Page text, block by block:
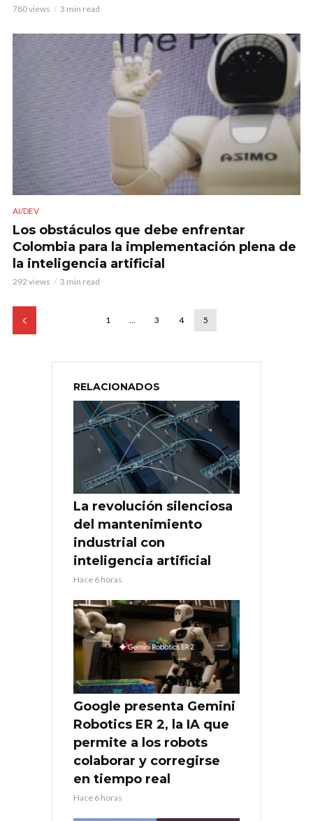
780 views 3 min read
AI/DEV
Los obstáculos que debe enfrentar
Colombia para la implementación plena de
la inteligencia artificial
292 views 3 min read
1 … 3 4 5
RELACIONADOS
La revolución silenciosa
del mantenimiento
industrial con
inteligencia artificial
Hace 6 horas
Google presenta Gemini
Robotics ER 2, la IA que
permite a los robots
colaborar y corregirse
en tiempo real
Hace 6 horas